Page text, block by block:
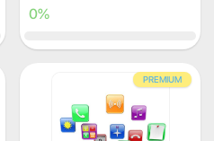
0%
PREMIUM